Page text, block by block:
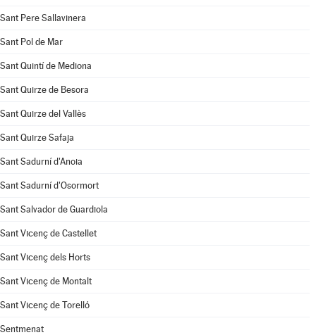
Sant Pere Sallavinera
Sant Pol de Mar
Sant Quintí de Mediona
Sant Quirze de Besora
Sant Quirze del Vallès
Sant Quirze Safaja
Sant Sadurní d'Anoia
Sant Sadurní d'Osormort
Sant Salvador de Guardiola
Sant Vicenç de Castellet
Sant Vicenç dels Horts
Sant Vicenç de Montalt
Sant Vicenç de Torelló
Sentmenat